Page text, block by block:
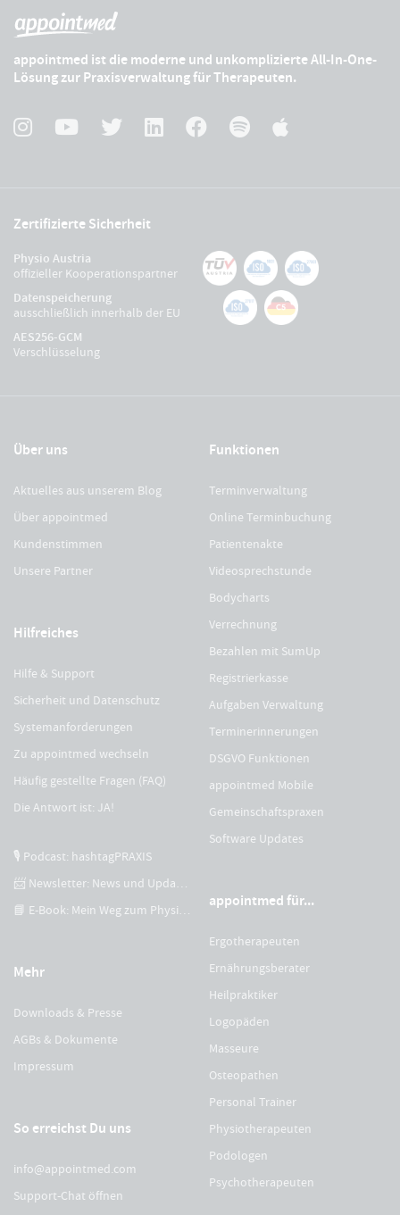
appointmed ist die moderne und unkomplizierte All-In-One-
Lösung zur Praxisverwaltung für Therapeuten.
Zertifizierte Sicherheit
Physio Austria
offizieller Kooperationspartner
Datenspeicherung
ausschließlich innerhalb der EU
AES256-GCM
Verschlüsselung
Über uns
Aktuelles aus unserem Blog
Über appointmed
Kundenstimmen
Unsere Partner
Hilfreiches
Hilfe & Support
Sicherheit und Datenschutz
Systemanforderungen
Zu appointmed wechseln
Häufig gestellte Fragen (FAQ)
Die Antwort ist: JA!
🎙 Podcast: hashtagPRAXIS
📨 Newsletter: News und Updates
📘 E-Book: Mein Weg zum Physiotherapeuten
Mehr
Downloads & Presse
AGBs & Dokumente
Impressum
So erreichst Du uns
info@appointmed.com
Support-Chat öffnen
Funktionen
Terminverwaltung
Online Terminbuchung
Patientenakte
Videosprechstunde
Bodycharts
Verrechnung
Bezahlen mit SumUp
Registrierkasse
Aufgaben Verwaltung
Terminerinnerungen
DSGVO Funktionen
appointmed Mobile
Gemeinschaftspraxen
Software Updates
appointmed für...
Ergotherapeuten
Ernährungsberater
Heilpraktiker
Logopäden
Masseure
Osteopathen
Personal Trainer
Physiotherapeuten
Podologen
Psychotherapeuten